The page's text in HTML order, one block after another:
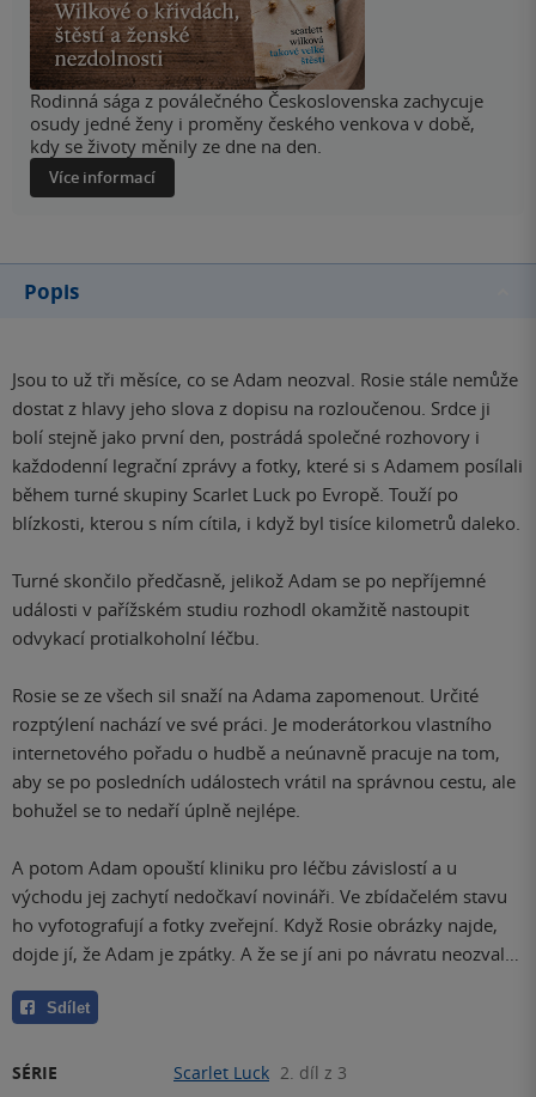
Rodinná sága z poválečného Československa zachycuje
osudy jedné ženy i proměny českého venkova v době,
kdy se životy měnily ze dne na den.
Více informací
Popis
Jsou to už tři měsíce, co se Adam neozval. Rosie stále nemůže
dostat z hlavy jeho slova z dopisu na rozloučenou. Srdce ji
bolí stejně jako první den, postrádá společné rozhovory i
každodenní legrační zprávy a fotky, které si s Adamem posílali
během turné skupiny Scarlet Luck po Evropě. Touží po
blízkosti, kterou s ním cítila, i když byl tisíce kilometrů daleko.
Turné skončilo předčasně, jelikož Adam se po nepříjemné
události v pařížském studiu rozhodl okamžitě nastoupit
odvykací protialkoholní léčbu.
Rosie se ze všech sil snaží na Adama zapomenout. Určité
rozptýlení nachází ve své práci. Je moderátorkou vlastního
internetového pořadu o hudbě a neúnavně pracuje na tom,
aby se po posledních událostech vrátil na správnou cestu, ale
bohužel se to nedaří úplně nejlépe.
A potom Adam opouští kliniku pro léčbu závislostí a u
východu jej zachytí nedočkaví novináři. Ve zbídačelém stavu
ho vyfotografují a fotky zveřejní. Když Rosie obrázky najde,
dojde jí, že Adam je zpátky. A že se jí ani po návratu neozval…
Sdílet
SÉRIE Scarlet Luck 2. díl z 3